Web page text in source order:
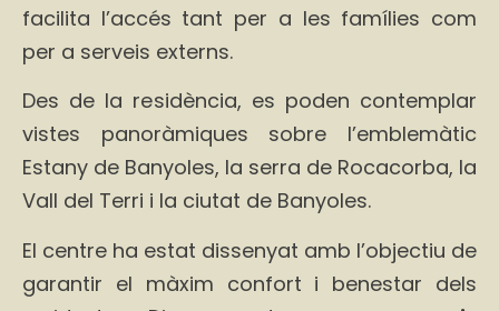
facilita l’accés tant per a les famílies com
per a serveis externs.
Des de la residència, es poden contemplar
vistes panoràmiques sobre l’emblemàtic
Estany de Banyoles, la serra de Rocacorba, la
Vall del Terri i la ciutat de Banyoles.
El centre ha estat dissenyat amb l’objectiu de
garantir el màxim confort i benestar dels